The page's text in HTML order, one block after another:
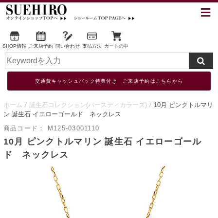
SHOP情報 ご来店予約 問い合わせ 支払方法 カートの中
交通費キャッシュバック特典付き ご来店予約はこちらから
ホーム 誕生石コレクション(バースディカラーズ)
10月 ピンクトルマリ
ン 誕生石 イエローゴールド ネックレス
商品コード：
M125-03001110
10月 ピンクトルマリン 誕生石 イエローゴール
ド ネックレス